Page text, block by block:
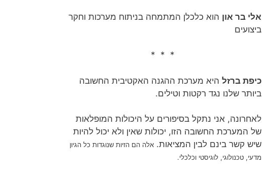
אלי בר און הוא כלכלן המתמחה בניתוח מערכות וחקר
ביצועים
* * *
כיפת ברזל היא מערכת ההגנה האקטיבית החשובה
ביותר שלנו נגד רקטות וטילים.
לאחרונה, אני נתקל בסיפורים על היכולות המופלאות
של המערכת החשובה הזו, יכולות שאין ולא יכול להיות
שיש קשר בינם לבין המציאות. אלה הם הזיות שנוגדות כל הגיון
מדעי, טכנולוגי, לוגיסטי וכלכלי.